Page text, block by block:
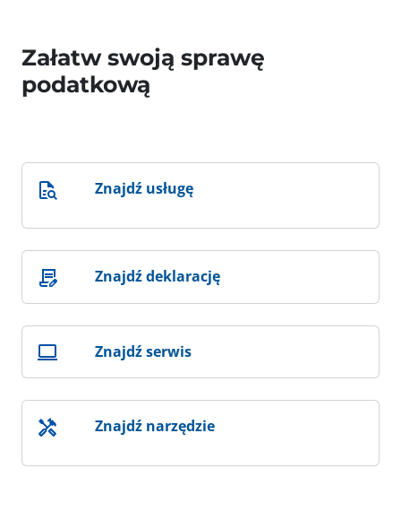
Załatw swoją sprawę
podatkową
Znajdź usługę
Znajdź deklarację
Znajdź serwis
Znajdź narzędzie